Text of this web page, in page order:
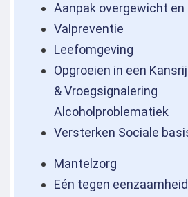
Aanpak overgewicht
Valpreventie
Leefomgeving
Opgroeien in een
& Vroegsignalering
Alcoholproblematiek
Versterken Sociale
Mantelzorg
Eén tegen eenzaamheid